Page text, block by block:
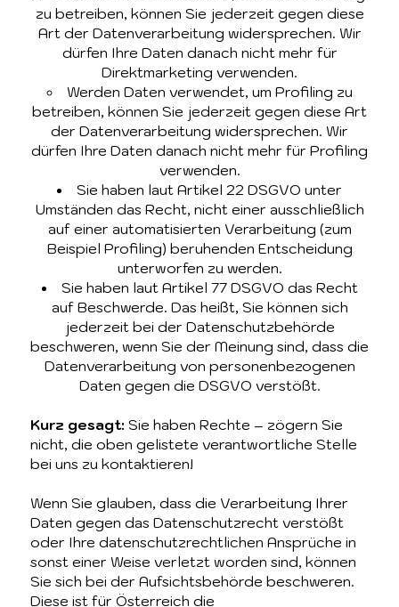
zu betreiben, können Sie jederzeit gegen diese
Art der Datenverarbeitung widersprechen. Wir
dürfen Ihre Daten danach nicht mehr für
Direktmarketing verwenden.
Werden Daten verwendet, um Profiling zu
betreiben, können Sie jederzeit gegen diese Art
der Datenverarbeitung widersprechen. Wir
dürfen Ihre Daten danach nicht mehr für Profiling
verwenden.
Sie haben laut Artikel 22 DSGVO unter
Umständen das Recht, nicht einer ausschließlich
auf einer automatisierten Verarbeitung (zum
Beispiel Profiling) beruhenden Entscheidung
unterworfen zu werden.
Sie haben laut Artikel 77 DSGVO das Recht
auf Beschwerde. Das heißt, Sie können sich
jederzeit bei der Datenschutzbehörde
beschweren, wenn Sie der Meinung sind, dass die
Datenverarbeitung von personenbezogenen
Daten gegen die DSGVO verstößt.
Kurz gesagt: Sie haben Rechte – zögern Sie
nicht, die oben gelistete verantwortliche Stelle
bei uns zu kontaktieren!
Wenn Sie glauben, dass die Verarbeitung Ihrer
Daten gegen das Datenschutzrecht verstößt
oder Ihre datenschutzrechtlichen Ansprüche in
sonst einer Weise verletzt worden sind, können
Sie sich bei der Aufsichtsbehörde beschweren.
Diese ist für Österreich die